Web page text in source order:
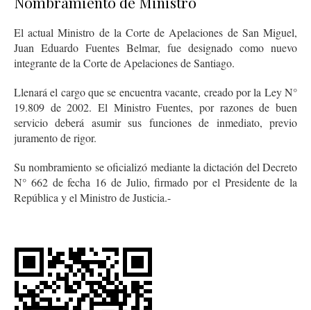
El actual Ministro de la Corte de Apelaciones de San Miguel,
Juan Eduardo Fuentes Belmar, fue designado como nuevo
integrante de la Corte de Apelaciones de Santiago.
Llenará el cargo que se encuentra vacante, creado por la Ley N°
19.809 de 2002. El Ministro Fuentes, por razones de buen
servicio deberá asumir sus funciones de inmediato, previo
juramento de rigor.
Su nombramiento se oficializó mediante la dictación del Decreto
N° 662 de fecha 16 de Julio, firmado por el Presidente de la
República y el Ministro de Justicia.-